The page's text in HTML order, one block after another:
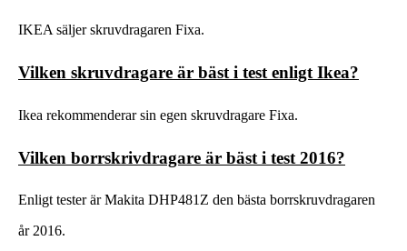
IKEA säljer skruvdragaren Fixa.
Vilken skruvdragare är bäst i test enligt Ikea?
Ikea rekommenderar sin egen skruvdragare Fixa.
Vilken borrskrivdragare är bäst i test 2016?
Enligt tester är Makita DHP481Z den bästa borrskruvdragaren
år 2016.